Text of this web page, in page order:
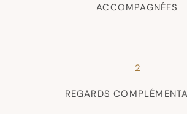
ACCOMPAGNÉES
2
REGARDS